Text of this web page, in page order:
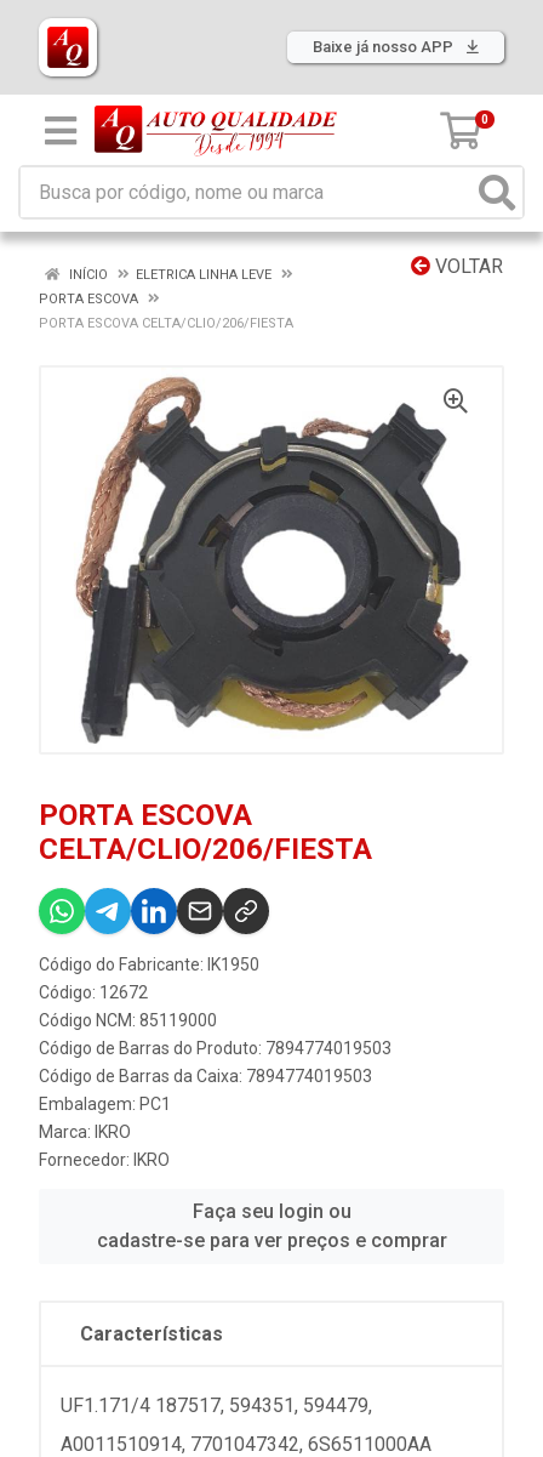
Baixe já nosso APP
0
VOLTAR
INÍCIO
ELETRICA LINHA LEVE
PORTA ESCOVA
PORTA ESCOVA CELTA/CLIO/206/FIESTA
PORTA ESCOVA
CELTA/CLIO/206/FIESTA
Código do Fabricante: IK1950
Código: 12672
Código NCM: 85119000
Código de Barras do Produto: 7894774019503
Código de Barras da Caixa: 7894774019503
Embalagem: PC1
Marca: IKRO
Fornecedor: IKRO
Faça seu login ou
cadastre-se para ver preços e comprar
Características
UF1.171/4 187517, 594351, 594479,
A0011510914, 7701047342, 6S6511000AA